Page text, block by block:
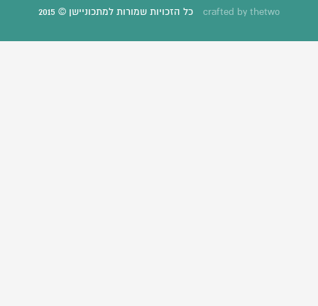
crafted by thetwo כל הזכויות שמורות למתכוניישן © 2015